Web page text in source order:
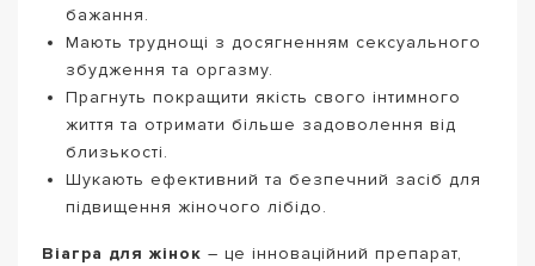
бажання.
Мають труднощі з досягненням сексуального
збудження та оргазму.
Прагнуть покращити якість свого інтимного
життя та отримати більше задоволення від
близькості.
Шукають ефективний та безпечний засіб для
підвищення жіночого лібідо.
Віагра для жінок – це інноваційний препарат,